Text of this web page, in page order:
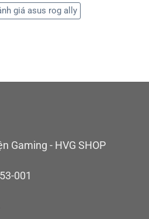
giá asus rog ally
Gaming - HVG SHOP
001